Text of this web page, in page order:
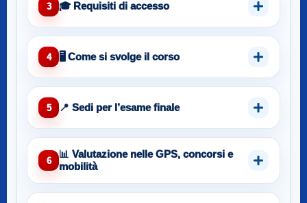
3 🎓 Requisiti di accesso
4 🖥️ Come si svolge il corso
5 📍 Sedi per l’esame finale
6
📊 Valutazione nelle GPS, concorsi e
mobilità